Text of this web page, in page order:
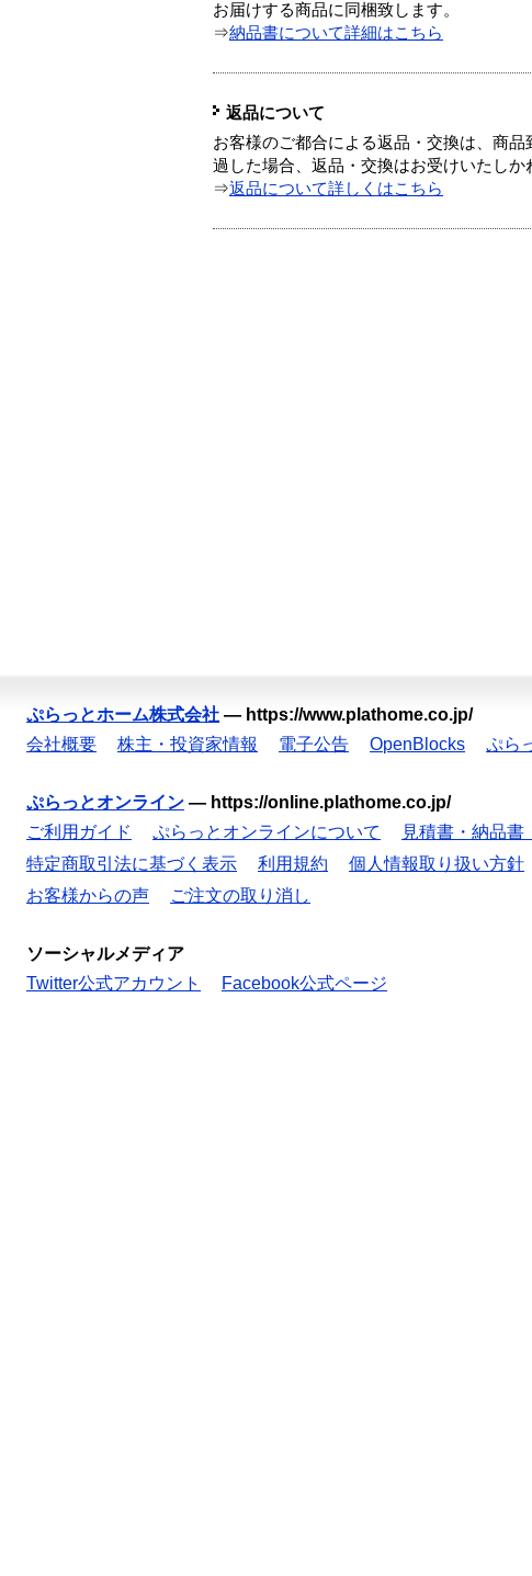
お届けする商品に同梱致します。
⇒納品書について詳細はこちら
返品について
お客様のご都合による返品・交換は、商
過した場合、返品・交換はお受けいたしか
⇒返品について詳しくはこちら
ぷらっとホーム株式会社 — https://www.plathome.co.jp/
会社概要
株主・投資家情報 電子公告 OpenBlocks ぷら
ぷらっとオンライン — https://online.plathome.co.jp/
ご利用ガイド
ぷらっとオンラインについて 見積書・納品書
特定商取引法に基づく表示
利用規約 個人情報取り扱い方針
お客様からの声
ご注文の取り消し
ソーシャルメディア
Twitter公式アカウント
Facebook公式ページ